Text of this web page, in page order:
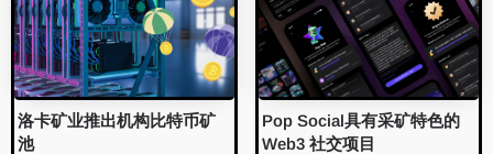
洛卡矿业推出机构比特币矿
池
Pop Social具有采矿特色的
Web3 社交项目